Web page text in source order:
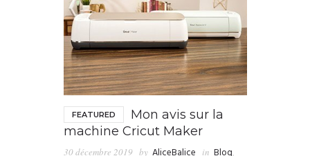
PARTENARIATS & PRESSE
FEATURED
Mon avis sur la
machine Cricut Maker
30 décembre 2019 by AliceBalice in Blog,